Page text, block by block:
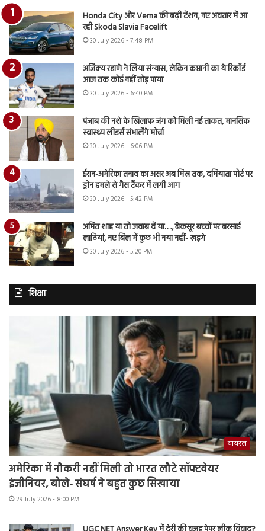
Honda City और Verna की बढ़ी टेंशन, नए अवतार में आ
रही Skoda Slavia Facelift
30 July 2026 - 7:48 PM
अजिंक्य रहाणे ने लिया संन्यास, लेकिन कप्तानी का ये रिकॉर्ड
आज तक कोई नहीं तोड़ पाया
30 July 2026 - 6:40 PM
पंजाब की नशे के खिलाफ जंग को मिली नई ताकत, मानसिक
स्वास्थ्य लीडर्स संभालेंगे मोर्चा
30 July 2026 - 6:06 PM
ईरान-अमेरिका तनाव का असर अब मिस्र तक, दमियाता पोर्ट पर
ड्रोन हमले से गैस टैंकर में लगी आग
30 July 2026 - 5:42 PM
अमित शाह या तो जवाब दें या…., बेकसूर बच्चों पर बरसाई
लाठियां, नए बिल में कुछ भी नया नहीं- खड़गे
30 July 2026 - 5:20 PM
शिक्षा
वायरल
अमेरिका में नौकरी नहीं मिली तो भारत लौटे सॉफ्टवेयर
इंजीनियर, बोले- संघर्ष ने बहुत कुछ सिखाया
29 July 2026 - 8:00 PM